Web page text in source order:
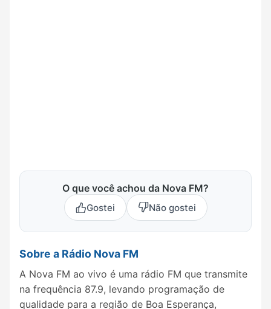
O que você achou da Nova FM?
Gostei Não gostei
Sobre a Rádio Nova FM
A Nova FM ao vivo é uma rádio FM que transmite
na frequência 87.9, levando programação de
qualidade para a região de Boa Esperança,